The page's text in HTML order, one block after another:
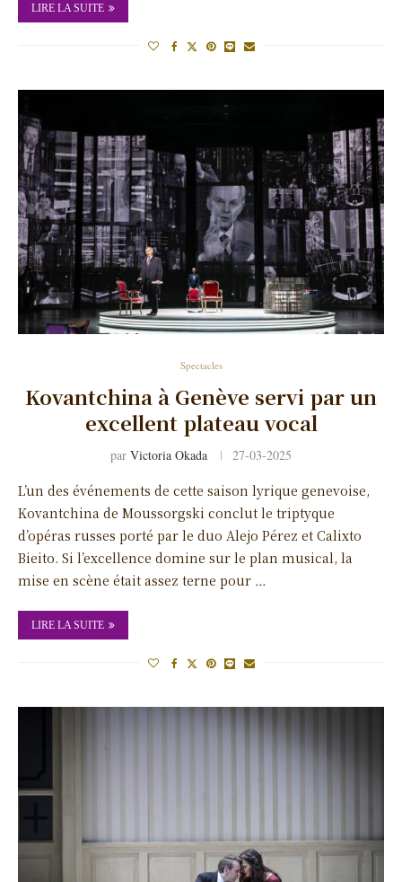
LIRE LA SUITE
Spectacles
Kovantchina à Genève servi par un
excellent plateau vocal
par Victoria Okada 27-03-2025
L’un des événements de cette saison lyrique genevoise,
Kovantchina de Moussorgski conclut le triptyque
d’opéras russes porté par le duo Alejo Pérez et Calixto
Bieito. Si l’excellence domine sur le plan musical, la
mise en scène était assez terne pour …
LIRE LA SUITE